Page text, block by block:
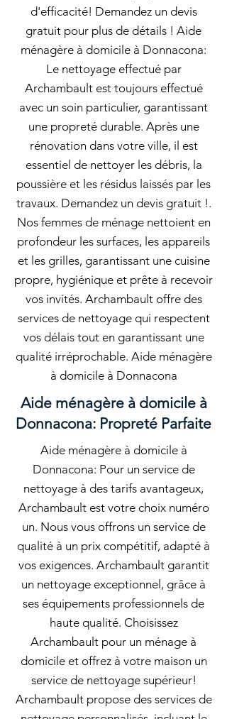
d'efficacité! Demandez un devis
gratuit pour plus de détails ! Aide
ménagère à domicile à Donnacona:
Le nettoyage effectué par
Archambault est toujours effectué
avec un soin particulier, garantissant
une propreté durable. Après une
rénovation dans votre ville, il est
essentiel de nettoyer les débris, la
poussière et les résidus laissés par les
travaux. Demandez un devis gratuit !.
Nos femmes de ménage nettoient en
profondeur les surfaces, les appareils
et les grilles, garantissant une cuisine
propre, hygiénique et prête à recevoir
vos invités. Archambault offre des
services de nettoyage qui respectent
vos délais tout en garantissant une
qualité irréprochable. Aide ménagère
à domicile à Donnacona
Aide ménagère à domicile à
Donnacona: Propreté Parfaite
Aide ménagère à domicile à
Donnacona: Pour un service de
nettoyage à des tarifs avantageux,
Archambault est votre choix numéro
un. Nous vous offrons un service de
qualité à un prix compétitif, adapté à
vos exigences. Archambault garantit
un nettoyage exceptionnel, grâce à
ses équipements professionnels de
haute qualité. Choisissez
Archambault pour un ménage à
domicile et offrez à votre maison un
service de nettoyage supérieur!
Archambault propose des services de